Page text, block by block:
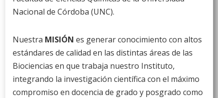
Nacional de Córdoba (UNC).
Nuestra MISIÓN es generar conocimiento con altos
estándares de calidad en las distintas áreas de las
Biociencias en que trabaja nuestro Instituto,
integrando la investigación científica con el máximo
compromiso en docencia de grado y posgrado como